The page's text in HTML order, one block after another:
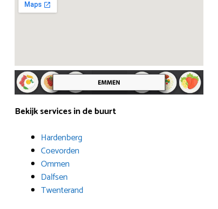
Bekijk services in de buurt
Hardenberg
Coevorden
Ommen
Dalfsen
Twenterand